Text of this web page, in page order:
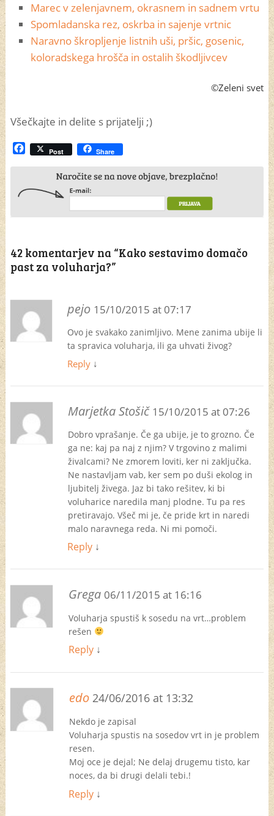
Marec v zelenjavnem, okrasnem in sadnem vrtu
Spomladanska rez, oskrba in sajenje vrtnic
Naravno škropljenje listnih uši, pršic, gosenic,
koloradskega hrošča in ostalih škodljivcev
©Zeleni svet
Všečkajte in delite s prijatelji ;)
Facebook
Post Share
42 komentarjev na “Kako sestavimo domačo
past za voluharja?”
pejo 15/10/2015 at 07:17
Ovo je svakako zanimljivo. Mene zanima ubije li
ta spravica voluharja, ili ga uhvati živog?
Reply ↓
Marjetka Stošič 15/10/2015 at 07:26
Dobro vprašanje. Če ga ubije, je to grozno. Če
ga ne: kaj pa naj z njim? V trgovino z malimi
živalcami? Ne zmorem loviti, ker ni zaključka.
Ne nastavljam vab, ker sem po duši ekolog in
ljubitelj živega. Jaz bi tako rešitev, ki bi
voluharice naredila manj plodne. Tu pa res
pretiravajo. Všeč mi je, če pride krt in naredi
malo naravnega reda. Ni mi pomoči.
Reply ↓
Grega 06/11/2015 at 16:16
Voluharja spustiš k sosedu na vrt…problem
rešen
Reply ↓
edo 24/06/2016 at 13:32
Nekdo je zapisal
Voluharja spustis na sosedov vrt in je problem
resen.
Moj oce je dejal; Ne delaj drugemu tisto, kar
noces, da bi drugi delali tebi.!
Reply ↓